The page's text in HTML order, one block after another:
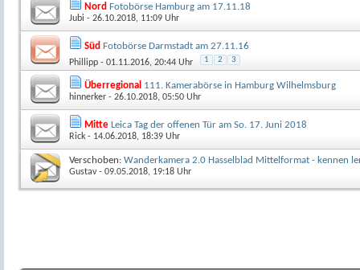
Nord Fotobörse Hamburg am 17.11.18
Jubi - 26.10.2018, 11:09 Uhr
Süd Fotobörse Darmstadt am 27.11.16
Phillipp - 01.11.2016, 20:44 Uhr 1 2 3
Überregional 111. Kamerabörse in Hamburg Wilhelmsburg
hinnerker - 26.10.2018, 05:50 Uhr
Mitte Leica Tag der offenen Tür am So. 17. Juni 2018
Rick - 14.06.2018, 18:39 Uhr
Verschoben: Wanderkamera 2.0 Hasselblad Mittelformat - kennen
Gustav- 09.05.2018, 19:18 Uhr